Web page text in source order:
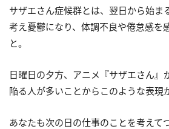
サザエさん症候群とは、翌日から始ま
考え憂鬱になり、体調不良や倦怠感を
と。
日曜日の夕方、アニメ『サザエさん』
陥る人が多いことからこのような表現
あなたも次の日の仕事のことを考えて